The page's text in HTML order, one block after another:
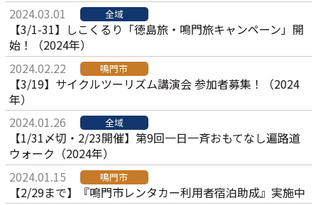
2024.03.01
全域
【3/1-31】しこくるり「徳島旅・鳴門旅キャンペーン」開
始！（2024年）
2024.02.22
鳴門市
【3/19】サイクルツーリズム講演会 参加者募集！（2024
年）
2024.01.26
全域
【1/31〆切・2/23開催】第9回一日一斉おもてなし遍路道
ウォーク（2024年）
2024.01.15
鳴門市
【2/29まで】『鳴門市レンタカー利用者宿泊助成』実施中